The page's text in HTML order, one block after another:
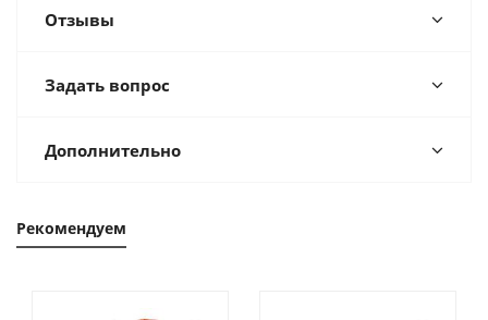
Отзывы
Задать вопрос
Дополнительно
Рекомендуем